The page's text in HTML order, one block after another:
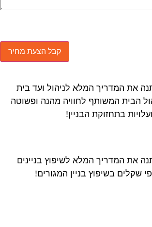
את המדריך המלא לניהול ועד בית
הבית המשותף לחוויה מהנה ופשוטה
בתחזוקת הבניין!
את המדריך המלא לשיפוץ בניינים
בשיפוץ בניין המגורים!